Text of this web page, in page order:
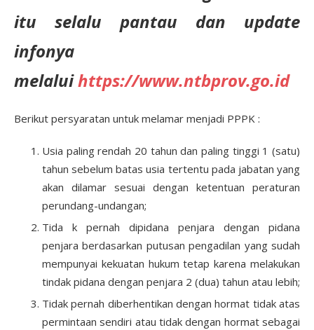
itu selalu pantau dan update
infonya
melaluihttps://www.ntbprov.go.id
Berikut persyaratan untuk melamar menjadi PPPK :
Usia paling rendah 20 tahun dan paling tinggi 1 (satu)
tahun sebelum batas usia tertentu pada jabatan yang
akan dilamar sesuai dengan ketentuan peraturan
perundang-undangan;
Tida k pernah dipidana penjara dengan pidana
penjara berdasarkan putusan pengadilan yang sudah
mempunyai kekuatan hukum tetap karena melakukan
tindak pidana dengan penjara 2 (dua) tahun atau lebih;
Tidak pernah diberhentikan dengan hormat tidak atas
permintaan sendiri atau tidak dengan hormat sebagai